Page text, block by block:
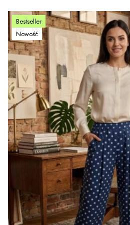
Bestseller
Nowość